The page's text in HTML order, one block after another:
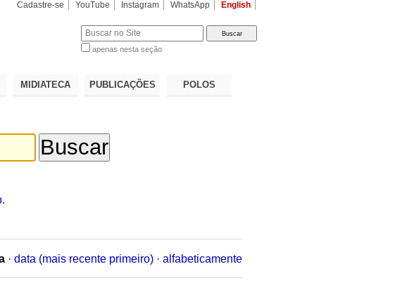
Cadastre-se YouTube Instagram WhatsApp English
apenas nesta seção
MIDIATECA PUBLICAÇÕES POLOS
· data (mais recente primeiro) · alfabeticamente